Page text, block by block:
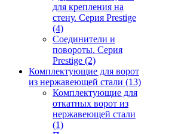
для крепления на
стену. Серия Prestige
(4)
Соединители и
повороты. Серия
Prestige (2)
Комплектующие для ворот
из нержавеющей стали (13)
Комплектующие для
откатных ворот из
нержавеющей стали
(1)